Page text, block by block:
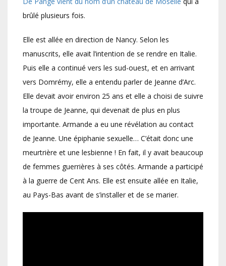
brûlé plusieurs fois.
Elle est allée en direction de Nancy. Selon les
manuscrits, elle avait l’intention de se rendre en Italie.
Puis elle a continué vers les sud-ouest, et en arrivant
vers Domrémy, elle a entendu parler de Jeanne d’Arc.
Elle devait avoir environ 25 ans et elle a choisi de suivre
la troupe de Jeanne, qui devenait de plus en plus
importante. Armande a eu une révélation au contact
de Jeanne. Une épiphanie sexuelle… C’était donc une
meurtrière et une lesbienne ! En fait, il y avait beaucoup
de femmes guerrières à ses côtés. Armande a participé
à la guerre de Cent Ans. Elle est ensuite allée en Italie,
au Pays-Bas avant de s’installer et de se marier.